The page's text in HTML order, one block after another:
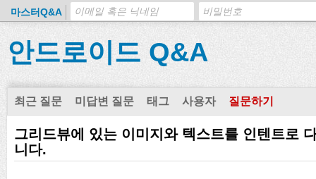
마스터Q&A
안드로이드 Q&A
최근 질문 미답변 질문 태그 사용자 질문하기
그리드뷰에 있는 이미지와 텍스트를 인텐트로
니다.